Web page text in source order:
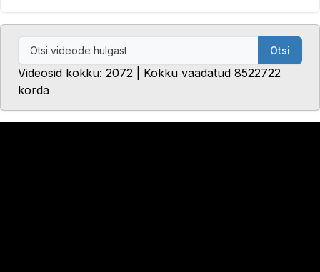
Otsi
Videosid kokku: 2072 | Kokku vaadatud 8522722
korda